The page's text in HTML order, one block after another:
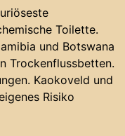
Toilette.
und Botswana
Trockenflussbetten.
Kaokoveld und
Risiko